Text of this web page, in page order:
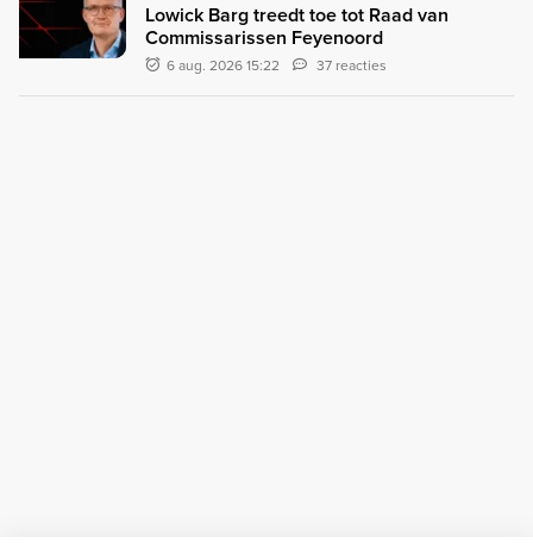
Lowick Barg treedt toe tot Raad van
Commissarissen Feyenoord
6 aug. 2026 15:22 37 reacties